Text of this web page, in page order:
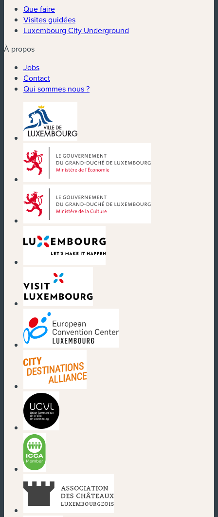
Que faire
Visites guidées
Luxembourg City Underground
À propos
Jobs
Contact
Qui sommes nous ?